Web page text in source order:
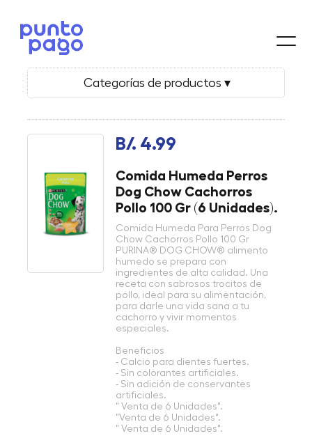
Categorías de productos ▾
B/. 4.99
Comida Humeda Perros
Dog Chow Cachorros
Pollo 100 Gr (6 Unidades).
Comida Humeda Para Perros Dog
Chow Cachorros Pollo 100 Gr
PURINA® DOG CHOW® alimento
humedo se prepara con
ingredientes de alta calidad. Una
receta con sabrosos trocitos de
pollo, ideal para su alimentación,
para darle una vida sana a tu
cachorro y vivir momentos
especiales.
Beneficios
- Calcio para dientes fuertes.
- Sin colorantes artificiales.
- Sin adición de conservantes
artificiales.
" Venta de 6 Unidades".
"Venta de 6 Unidades".
" Venta de 6 Unidades".